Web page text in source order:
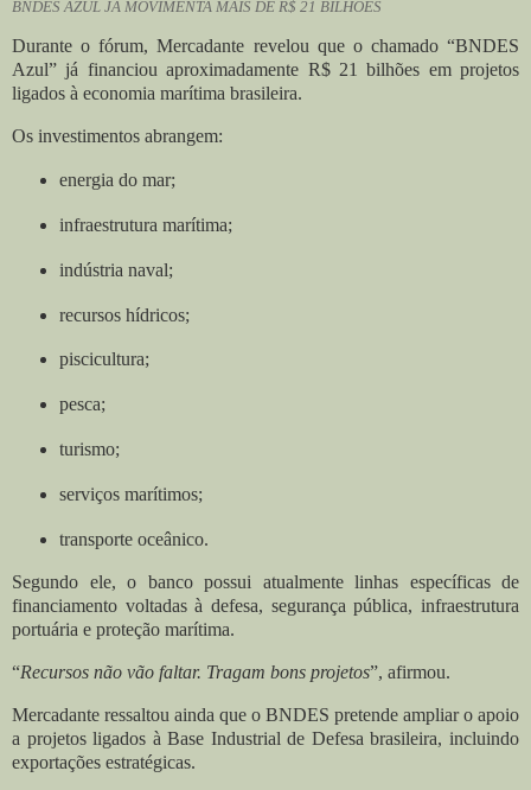
BNDES AZUL JÁ MOVIMENTA MAIS DE R$ 21 BILHÕES
Durante o fórum, Mercadante revelou que o chamado “BNDES
Azul” já financiou aproximadamente R$ 21 bilhões em projetos
ligados à economia marítima brasileira.
Os investimentos abrangem:
energia do mar;
infraestrutura marítima;
indústria naval;
recursos hídricos;
piscicultura;
pesca;
turismo;
serviços marítimos;
transporte oceânico.
Segundo ele, o banco possui atualmente linhas específicas de
financiamento voltadas à defesa, segurança pública, infraestrutura
portuária e proteção marítima.
“Recursos não vão faltar. Tragam bons projetos”, afirmou.
Mercadante ressaltou ainda que o BNDES pretende ampliar o apoio
a projetos ligados à Base Industrial de Defesa brasileira, incluindo
exportações estratégicas.